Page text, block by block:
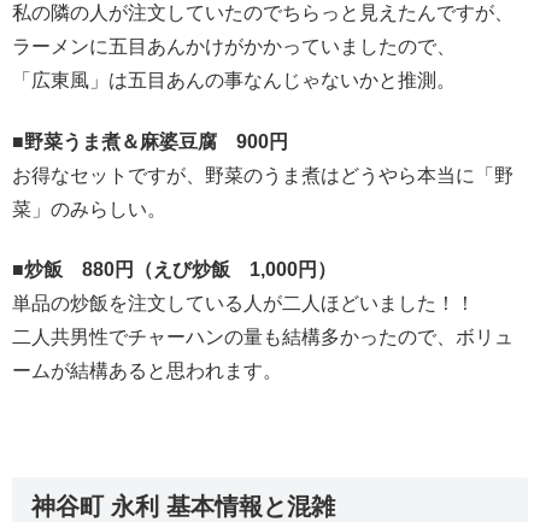
私の隣の人が注文していたのでちらっと見えたんですが、
ラーメンに五目あんかけがかかっていましたので、
「広東風」は五目あんの事なんじゃないかと推測。
■野菜うま煮＆麻婆豆腐 900円
お得なセットですが、野菜のうま煮はどうやら本当に「野
菜」のみらしい。
■炒飯 880円（えび炒飯 1,000円）
単品の炒飯を注文している人が二人ほどいました！！
二人共男性でチャーハンの量も結構多かったので、ボリュ
ームが結構あると思われます。
神谷町 永利 基本情報と混雑